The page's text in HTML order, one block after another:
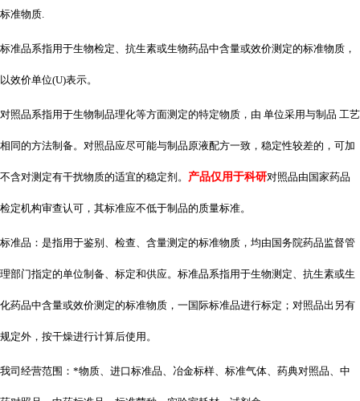
标准物质.
标准品系指用于生物检定、抗生素或生物药品中含量或效价测定的标准物质，
以效价单位(U)表示。
对照品系指用于生物制品理化等方面测定的特定物质，由 单位采用与制品 工艺
相同的方法制备。对照品应尽可能与制品原液配方一致，稳定性较差的，可加
不含对测定有干扰物质的适宜的稳定剂。 产品仅用于科研对照品由国家药品
检定机构审查认可，其标准应不低于制品的质量标准。
标准品：是指用于鉴别、检查、含量测定的标准物质，均由国务院药品监督管
理部门指定的单位制备、标定和供应。标准品系指用于生物测定、抗生素或生
化药品中含量或效价测定的标准物质，一国际标准品进行标定；对照品出另有
规定外，按干燥进行计算后使用。
我司经营范围：*物质、进口标准品、冶金标样、标准气体、药典对照品、中